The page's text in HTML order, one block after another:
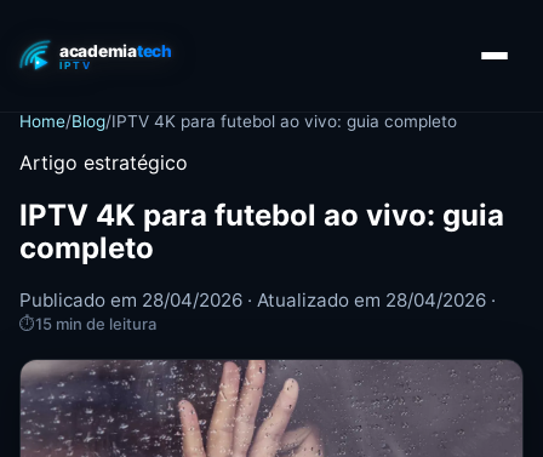
Home/Blog/IPTV 4K para futebol ao vivo: guia completo
Artigo estratégico
IPTV 4K para futebol ao vivo: guia
completo
Publicado em 28/04/2026 · Atualizado em 28/04/2026 ·
⏱15 min de leitura